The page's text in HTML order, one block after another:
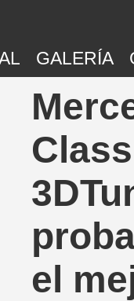
GALERÍA
el